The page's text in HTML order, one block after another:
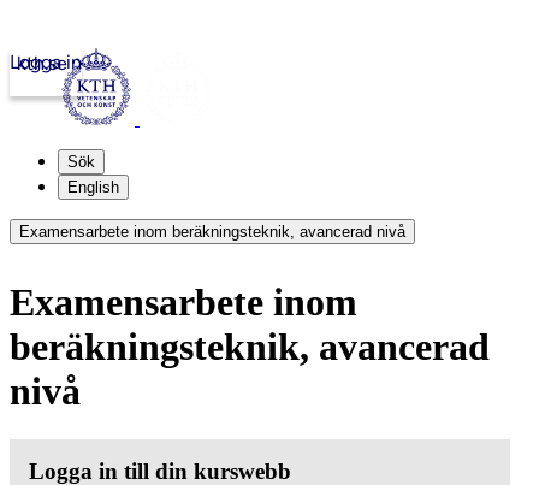
kth.se
Logga in
Sök
English
Examensarbete inom beräkningsteknik, avancerad nivå
Examensarbete inom
beräkningsteknik, avancerad
nivå
Logga in till din kurswebb